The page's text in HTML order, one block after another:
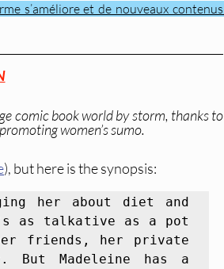
s’améliore et de nouveaux contenus
comic book world by storm, thanks to
women’s sumo.
), but here is the synopsis:
her about diet and
as talkative as a pot
friends, her private
But Madeleine has a